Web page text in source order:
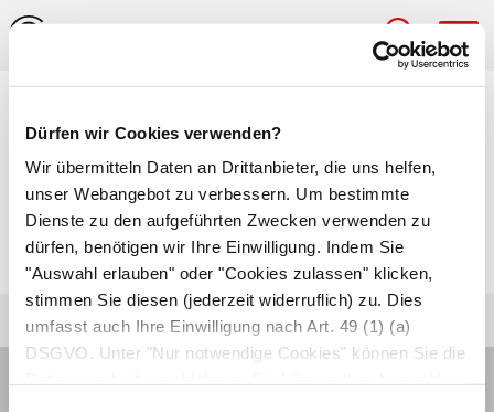
Dürfen wir Cookies verwenden?
Wir übermitteln Daten an Drittanbieter, die uns helfen,
unser Webangebot zu verbessern. Um bestimmte
Dienste zu den aufgeführten Zwecken verwenden zu
dürfen, benötigen wir Ihre Einwilligung. Indem Sie
"Auswahl erlauben" oder "Cookies zulassen" klicken,
stimmen Sie diesen (jederzeit widerruflich) zu. Dies
umfasst auch Ihre Einwilligung nach Art. 49 (1) (a)
DSGVO. Unter "Nur notwendige Cookies" können Sie die
Choriomeningitis
Hirnhautentzündung, bei der auch die
Gefäßgeflechte des Gehirns betroffen sind.